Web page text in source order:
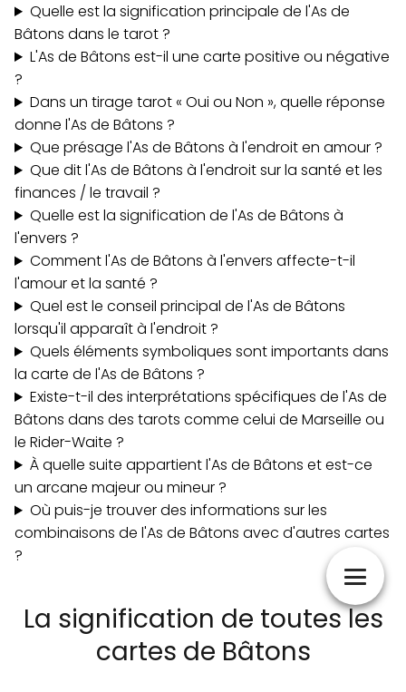
Quelle est la signification principale de l'As de
Bâtons dans le tarot ?
L'As de Bâtons est-il une carte positive ou négative
?
Dans un tirage tarot « Oui ou Non », quelle réponse
donne l'As de Bâtons ?
Que présage l'As de Bâtons à l'endroit en amour ?
Que dit l'As de Bâtons à l'endroit sur la santé et les
finances / le travail ?
Quelle est la signification de l'As de Bâtons à
l'envers ?
Comment l'As de Bâtons à l'envers affecte-t-il
l'amour et la santé ?
Quel est le conseil principal de l'As de Bâtons
lorsqu'il apparaît à l'endroit ?
Quels éléments symboliques sont importants dans
la carte de l'As de Bâtons ?
Existe-t-il des interprétations spécifiques de l'As de
Bâtons dans des tarots comme celui de Marseille ou
le Rider-Waite ?
À quelle suite appartient l'As de Bâtons et est-ce
un arcane majeur ou mineur ?
Où puis-je trouver des informations sur les
combinaisons de l'As de Bâtons avec d'autres cartes
?
La signification de toutes les
cartes de Bâtons